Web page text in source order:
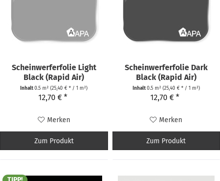
Scheinwerferfolie Light
Black (Rapid Air)
Inhalt0.5 m²(25,40 € * / 1 m²)
12,70 € *
Merken
Zum Produkt
Scheinwerferfolie Dark
Black (Rapid Air)
Inhalt0.5 m² (25,40 € * / 1 m²)
12,70 € *
Merken
Zum Produkt